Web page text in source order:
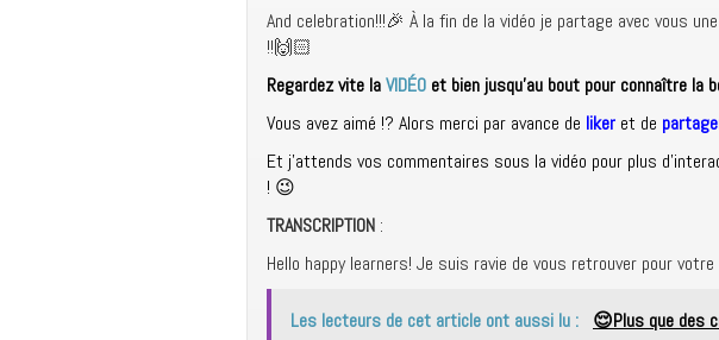
And celebration!!!🎉 À la fin de la vidéo je partage avec vous
!!🙌🏻
Regardez vite laVIDÉO et bien jusqu’au bout pour connaître la
Vous avez aimé !? Alors merci par avance de liker et de
Et j’attends vos commentaires sous la vidéo pour plus
! 😉
TRANSCRIPTION :
Hello happy learners! Je suis ravie de vous retrouver pour votre
Les lecteurs de cet article ont aussi lu : 😌Plus que des